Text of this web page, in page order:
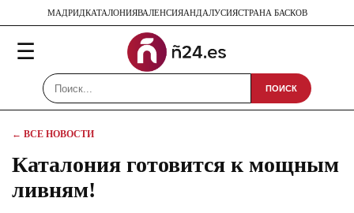
МАДРИДКАТАЛОНИЯВАЛЕНСИЯАНДАЛУСИЯСТРАНА БАСКОВ
☰
ПОИСК
← ВСЕ НОВОСТИ
Каталония готовится к мощным
ливням!